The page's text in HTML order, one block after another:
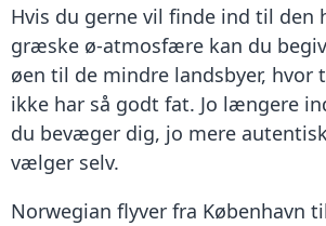
Hvis du gerne vil finde ind til den
græske ø-atmosfære kan du
øen til de mindre landsbyer, hvor
ikke har så godt fat. Jo længere
du bevæger dig, jo mere
vælger selv.
Norwegian flyver fra København